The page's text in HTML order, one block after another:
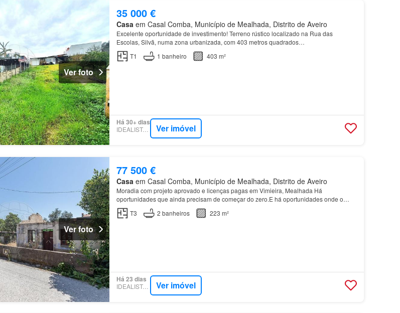
Ver foto
35 000 €
Casa em Casal Comba, Município de Mealhada, Distrito de Aveiro
Excelente oportunidade de investimento! Terreno rústico localizado na Rua das
Escolas, Silvã, numa zona urbanizada, com 403 metros quadrados…
T1
1 banheiro 403 m²
Há 30+ dias
IDEALISTA.PT Ver imóvel
Ver foto
77 500 €
Casa em Casal Comba, Município de Mealhada, Distrito de Aveiro
Moradia com projeto aprovado e licenças pagas em Vimieira, Mealhada Há
oportunidades que ainda precisam de começar do zero.E há oportunidades onde o
mais difícil já está feito…
T3 2 banheiros 223 m²
Há 23 dias
IDEALISTA.PT Ver imóvel